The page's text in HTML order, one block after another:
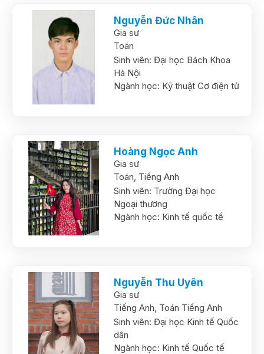
Nguyễn Đức Nhân
Gia sư
Toán
Sinh viên: Đại học Bách Khoa
Hà Nội
Ngành học: Kỹ thuật Cơ điện tử
Hoàng Ngọc Anh
Gia sư
Toán, Tiếng Anh
Sinh viên: Trường Đại học
Ngoại thương
Ngành học: Kinh tế quốc tế
Nguyễn Thu Uyên
Gia sư
Tiếng Anh, Toán Tiếng Anh
Sinh viên: Đại học Kinh tế Quốc
dân
Ngành học: Kinh tế Quốc tế